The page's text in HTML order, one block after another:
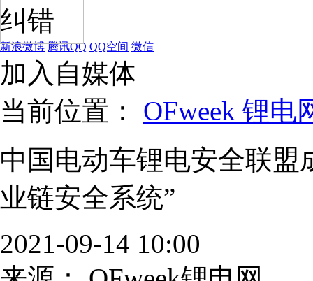
纠错
新浪微博 腾讯QQ QQ空间 微信
加入自媒体
当前位置： OFweek 锂电
中国电动车锂电安全联盟
业链安全系统”
2021-09-14 10:00